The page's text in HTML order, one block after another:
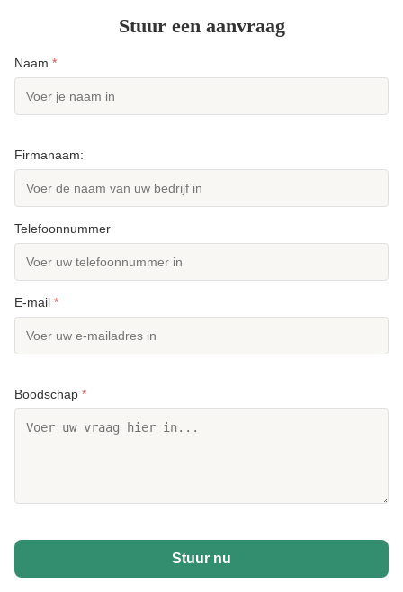
Stuur een aanvraag
Naam *
Firmanaam:
Telefoonnummer
E-mail *
Boodschap *
Stuur nu